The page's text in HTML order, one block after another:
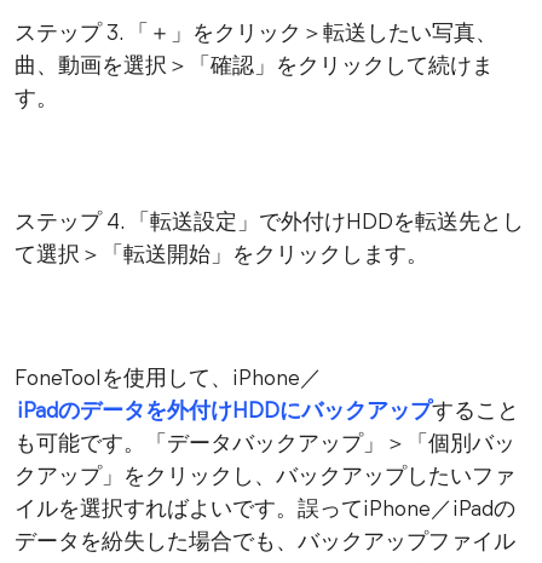
ステップ 3. 「＋」をクリック＞転送したい写真、
曲、動画を選択＞「確認」をクリックして続けま
す。
ステップ 4. 「転送設定」で外付けHDDを転送先とし
て選択＞「転送開始」をクリックします。
FoneToolを使用して、iPhone／
iPadのデータを外付けHDDにバックアップすること
も可能です。「データバックアップ」＞「個別バッ
クアップ」をクリックし、バックアップしたいファ
イルを選択すればよいです。誤ってiPhone／iPadの
データを紛失した場合でも、バックアップファイル